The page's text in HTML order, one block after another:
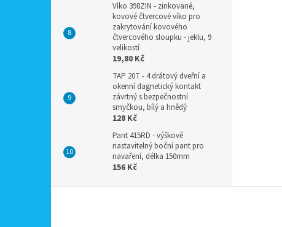
Víko 398ZIN - zinkované,
kovové čtvercové víko pro
zakrytování kovového
čtvercového sloupku - jeklu, 9
velikostí
19,80 Kč
TAP 20T - 4 drátový dveřní a
okenní dagnetický kontakt
závrtný s bezpečnostní
smyčkou, bílý a hnědý
128 Kč
Pant 415RD - výškově
nastavitelný boční pant pro
navaření, délka 150mm
156 Kč